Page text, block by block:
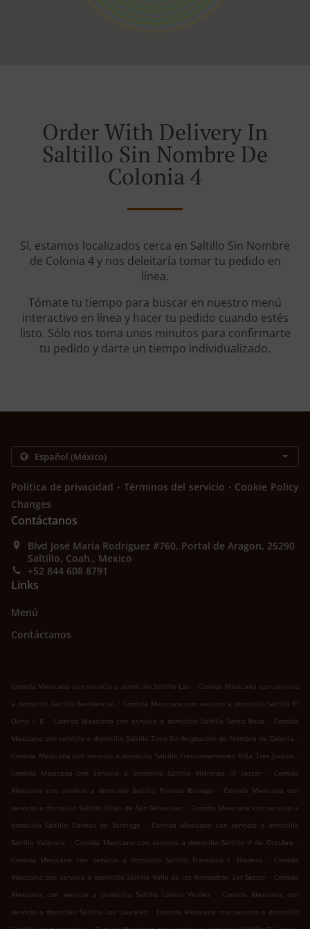
Order With Delivery In
Saltillo Sin Nombre De
Colonia 4
Sí, estamos localizados cerca en Saltillo Sin Nombre
de Colonia 4 y nos deleitaría tomar tu pedido en
línea.
Tómate tu tiempo para buscar en nuestro menú
interactivo en línea y hacer tu pedido cuando estés
listo. Sólo nos toma unos minutos para confirmarte
tu pedido y darte un tiempo individualizado.
Política de privacidad . Términos del servicio . Cookie Policy
Changes
Contáctanos
Blvd José María Rodriguez #760, Portal de Aragon, 25290
Saltillo, Coah., Mexico
+52 844 608 8791
Links
Menú
Contáctanos
Comida Mexicana con servicio a domicilio Saltillo Las . Comida Mexicana con servicio
a domicilio Saltillo Residencial . Comida Mexicana con servicio a domicilio Saltillo El
Olmo I, II
. Comida Mexicana con servicio a domicilio Saltillo Santa Rosa . Comida
Mexicana con servicio a domicilio Saltillo Zona Sin Asignación de Nombre de Colonia .
Comida Mexicana con servicio a domicilio Saltillo Fraccionamiento Villa Tres Juncos .
Comida Mexicana con servicio a domicilio Saltillo Misiones IV Sector
.
Comida
Mexicana con servicio a domicilio Saltillo Privada Biznaga
. Comida Mexicana con
servicio a domicilio Saltillo Villas de San Sebastian . Comida Mexicana con servicio a
domicilio Saltillo Colinas de Santiago
. Comida Mexicana con servicio a domicilio
Saltillo Valencia
. Comida Mexicana con servicio a domicilio Saltillo 4 de Octubre .
Comida Mexicana con servicio a domicilio Saltillo Francisco I. Madero
. Comida
Mexicana con servicio a domicilio Saltillo Valle de los Almendros 3er Sector . Comida
Mexicana con servicio a domicilio Saltillo Lomas Verdes
. Comida Mexicana con
servicio a domicilio Saltillo Los Laureles . Comida Mexicana con servicio a domicilio